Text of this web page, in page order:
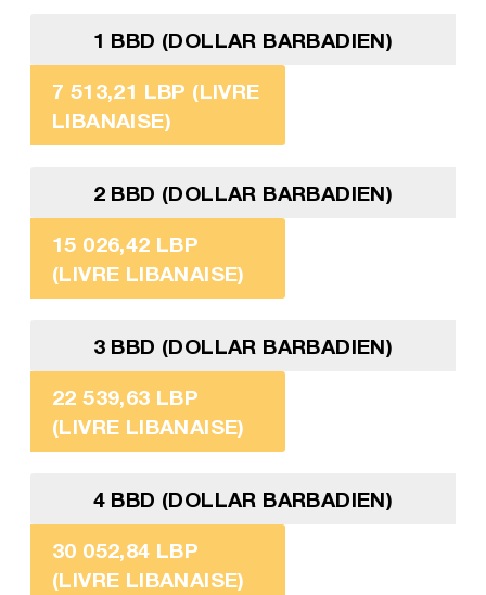
1 BBD (DOLLAR BARBADIEN)
7 513,21 LBP (LIVRE
LIBANAISE)
2 BBD (DOLLAR BARBADIEN)
15 026,42 LBP
(LIVRE LIBANAISE)
3 BBD (DOLLAR BARBADIEN)
22 539,63 LBP
(LIVRE LIBANAISE)
4 BBD (DOLLAR BARBADIEN)
30 052,84 LBP
(LIVRE LIBANAISE)